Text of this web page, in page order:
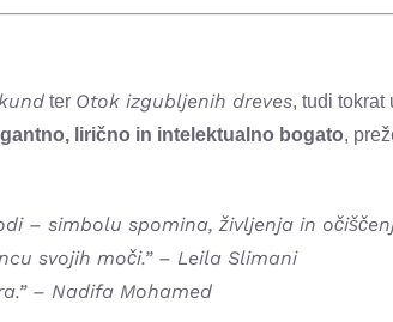
ter Otok izgubljenih dreves, tudi tokrat
lirično in intelektualno bogato,
– simbolu spomina, življenja in
svojih moči.” – Leila Slimani
– Nadifa Mohamed